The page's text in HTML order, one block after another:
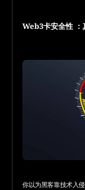
Web3卡安全性
你以为黑客靠技术入